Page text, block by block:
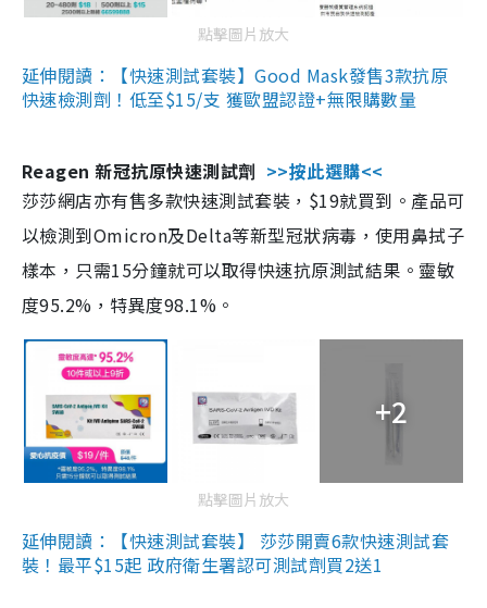
點擊圖片放大
延伸閱讀：【快速測試套裝】Good Mask發售3款抗原
快速檢測劑！低至$15/支 獲歐盟認證+無限購數量
Reagen 新冠抗原快速測試劑 >>按此選購<<
莎莎網店亦有售多款快速測試套裝，$19就買到。產品可
以檢測到Omicron及Delta等新型冠狀病毒，使用鼻拭子
樣本，只需15分鐘就可以取得快速抗原測試結果。靈敏
度95.2%，特異度98.1%。
+2
點擊圖片放大
延伸閱讀：【快速測試套裝】 莎莎開賣6款快速測試套
裝！最平$15起 政府衛生署認可測試劑買2送1